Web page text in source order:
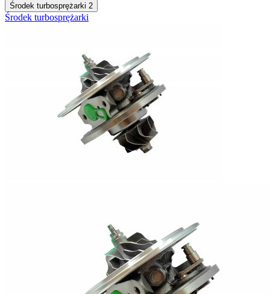
Środek turbosprężarki 2
Środek turbosprężarki